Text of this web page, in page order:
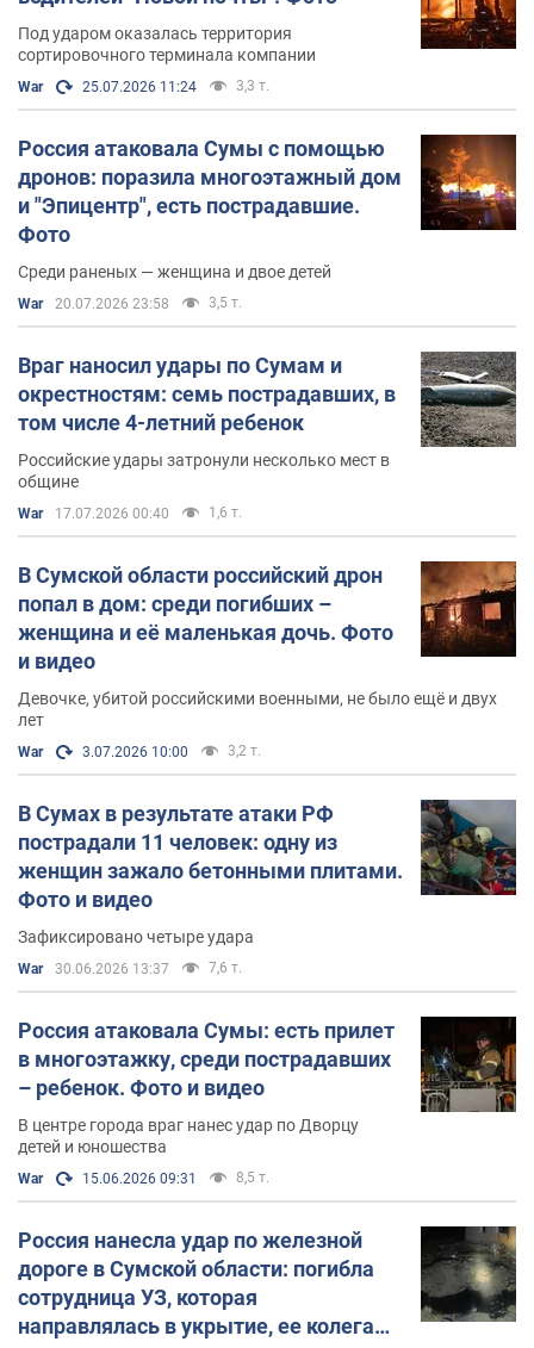
Под ударом оказалась территория
сортировочного терминала компании
War 25.07.2026 11:24 3,3 т.
Россия атаковала Сумы с помощью
дронов: поразила многоэтажный дом
и "Эпицентр", есть пострадавшие.
Фото
Среди раненых — женщина и двое детей
War 20.07.2026 23:58 3,5 т.
Враг наносил удары по Сумам и
окрестностям: семь пострадавших, в
том числе 4-летний ребенок
Российские удары затронули несколько мест в
общине
War 17.07.2026 00:40 1,6 т.
В Сумской области российский дрон
попал в дом: среди погибших –
женщина и её маленькая дочь. Фото
и видео
Девочке, убитой российскими военными, не было ещё и двух
лет
War 3.07.2026 10:00 3,2 т.
В Сумах в результате атаки РФ
пострадали 11 человек: одну из
женщин зажало бетонными плитами.
Фото и видео
Зафиксировано четыре удара
War 30.06.2026 13:37 7,6 т.
Россия атаковала Сумы: есть прилет
в многоэтажку, среди пострадавших
– ребенок. Фото и видео
В центре города враг нанес удар по Дворцу
детей и юношества
War 15.06.2026 09:31 8,5 т.
Россия нанесла удар по железной
дороге в Сумской области: погибла
сотрудница УЗ, которая
направлялась в укрытие, ее колега